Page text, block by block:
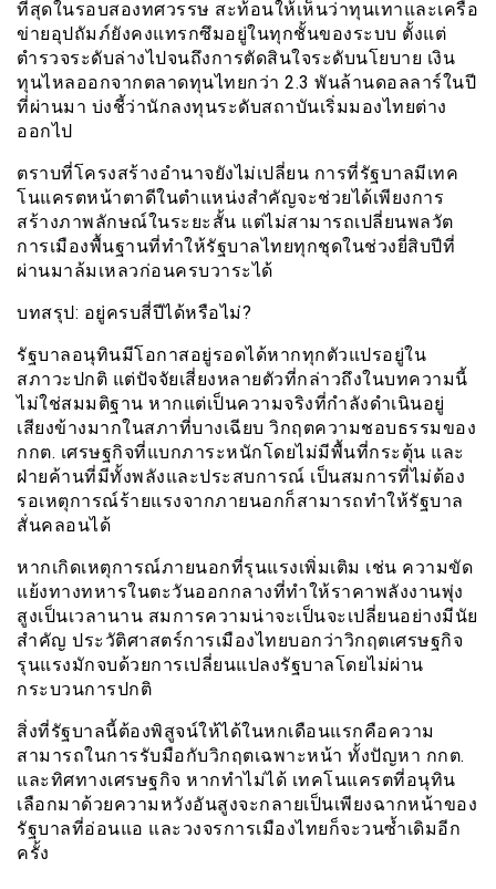
ที่สุดในรอบสองทศวรรษ สะท้อนให้เห็นว่าทุนเทาและเครือ
ข่ายอุปถัมภ์ยังคงแทรกซึมอยู่ในทุกชั้นของระบบ ตั้งแต่
ตำรวจระดับล่างไปจนถึงการตัดสินใจระดับนโยบาย เงิน
ทุนไหลออกจากตลาดทุนไทยกว่า 2.3 พันล้านดอลลาร์ในปี
ที่ผ่านมา บ่งชี้ว่านักลงทุนระดับสถาบันเริ่มมองไทยต่าง
ออกไป
ตราบที่โครงสร้างอำนาจยังไม่เปลี่ยน การที่รัฐบาลมีเทค
โนแครตหน้าตาดีในตำแหน่งสำคัญจะช่วยได้เพียงการ
สร้างภาพลักษณ์ในระยะสั้น แต่ไม่สามารถเปลี่ยนพลวัต
การเมืองพื้นฐานที่ทำให้รัฐบาลไทยทุกชุดในช่วงยี่สิบปีที่
ผ่านมาล้มเหลวก่อนครบวาระได้
บทสรุป: อยู่ครบสี่ปีได้หรือไม่?
รัฐบาลอนุทินมีโอกาสอยู่รอดได้หากทุกตัวแปรอยู่ใน
สภาวะปกติ แต่ปัจจัยเสี่ยงหลายตัวที่กล่าวถึงในบทความนี้
ไม่ใช่สมมติฐาน หากแต่เป็นความจริงที่กำลังดำเนินอยู่
เสียงข้างมากในสภาที่บางเฉียบ วิกฤตความชอบธรรมของ
กกต. เศรษฐกิจที่แบกภาระหนักโดยไม่มีพื้นที่กระตุ้น และ
ฝ่ายค้านที่มีทั้งพลังและประสบการณ์ เป็นสมการที่ไม่ต้อง
รอเหตุการณ์ร้ายแรงจากภายนอกก็สามารถทำให้รัฐบาล
สั่นคลอนได้
หากเกิดเหตุการณ์ภายนอกที่รุนแรงเพิ่มเติม เช่น ความขัด
แย้งทางทหารในตะวันออกกลางที่ทำให้ราคาพลังงานพุ่ง
สูงเป็นเวลานาน สมการความน่าจะเป็นจะเปลี่ยนอย่างมีนัย
สำคัญ ประวัติศาสตร์การเมืองไทยบอกว่าวิกฤตเศรษฐกิจ
รุนแรงมักจบด้วยการเปลี่ยนแปลงรัฐบาลโดยไม่ผ่าน
กระบวนการปกติ
สิ่งที่รัฐบาลนี้ต้องพิสูจน์ให้ได้ในหกเดือนแรกคือความ
สามารถในการรับมือกับวิกฤตเฉพาะหน้า ทั้งปัญหา กกต.
และทิศทางเศรษฐกิจ หากทำไม่ได้ เทคโนแครตที่อนุทิน
เลือกมาด้วยความหวังอันสูงจะกลายเป็นเพียงฉากหน้าของ
รัฐบาลที่อ่อนแอ และวงจรการเมืองไทยก็จะวนซ้ำเดิมอีก
ครั้ง